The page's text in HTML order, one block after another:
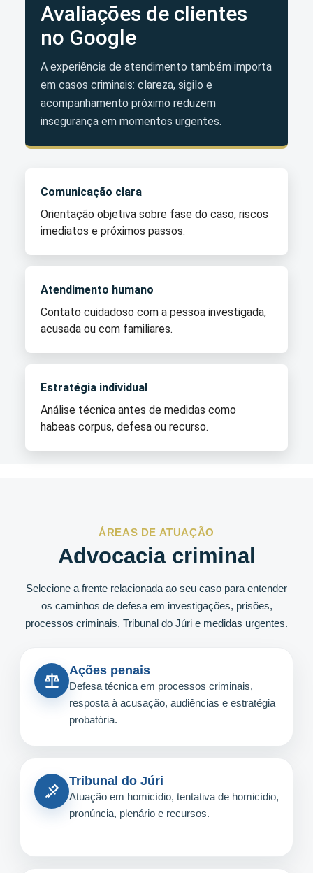
Avaliações de clientes
no Google
A experiência de atendimento também importa
em casos criminais: clareza, sigilo e
acompanhamento próximo reduzem
insegurança em momentos urgentes.
Comunicação clara
Orientação objetiva sobre fase do caso, riscos
imediatos e próximos passos.
Atendimento humano
Contato cuidadoso com a pessoa investigada,
acusada ou com familiares.
Estratégia individual
Análise técnica antes de medidas como
habeas corpus, defesa ou recurso.
ÁREAS DE ATUAÇÃO
Advocacia criminal
Selecione a frente relacionada ao seu caso para entender
os caminhos de defesa em investigações, prisões,
processos criminais, Tribunal do Júri e medidas urgentes.
Ações penais
Defesa técnica em processos criminais,
resposta à acusação, audiências e estratégia
probatória.
Tribunal do Júri
Atuação em homicídio, tentativa de homicídio,
pronúncia, plenário e recursos.